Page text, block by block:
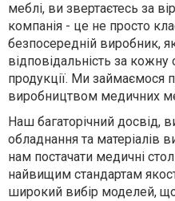
меблі, ви звертаєтесь за
компанія - це не просто
безпосередній виробник,
відповідальність за
продукції. Ми займаємося
виробництвом медичних
Наш багаторічний досвід,
обладнання та матеріалів
нам постачати медичні
найвищим стандартам
широкий вибір моделей,